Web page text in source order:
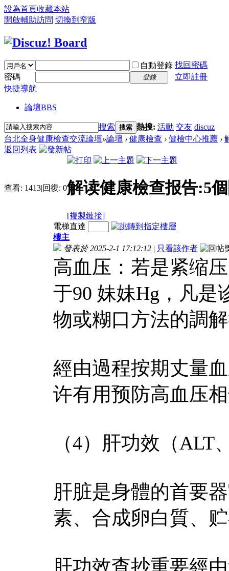
設為首頁收藏本站
開啟輔助訪問 切換到窄版
自動登錄 找回密碼
密碼
登錄
立即註冊
快捷導航
論壇BBS
搜索 搜索 熱搜: 活動 交友 discuz
台北全身健康檢查交流論壇»論壇 › 健康檢查 › 健檢中心推薦 ›
返回列表
查看: 1413|回復: 0解读健康檢查报告:5
[複製鏈接]
電梯直達
樓主
發表於 2025-2-1 17:12:12 | 只看該作者
高血压：若是紧缩
于90 妹妹Hg，凡是
物或糊口方法的調
經由過程按期丈量
许有用预防高血压
（4）肝功效（ALT
肝脏是身體的首要
素、合成卵白質、
肝功效查抄重要經